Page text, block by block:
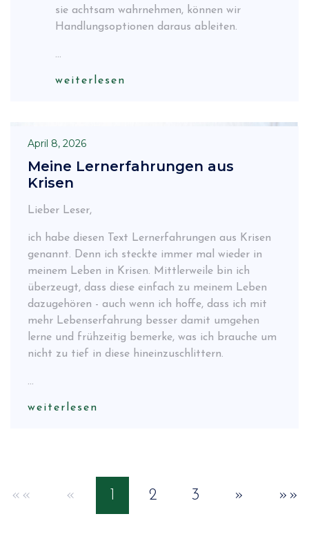
sie achtsam wahrnehmen, können wir
Handlungsoptionen daraus ableiten.
...
weiterlesen
April 8, 2026
Meine Lernerfahrungen aus
Krisen
Lieber Leser,
ich habe diesen Text Lernerfahrungen aus Krisen
genannt. Denn ich steckte immer mal wieder in
meinem Leben in Krisen. Mittlerweile bin ich
überzeugt, dass diese einfach zu meinem Leben
dazugehören - auch wenn ich hoffe, dass ich mit
mehr Lebenserfahrung besser damit umgehen
lerne und frühzeitig bemerke, was ich brauche um
nicht zu tief in diese hineinzuschlittern.
...
weiterlesen
«« « 1 2 3 » »»